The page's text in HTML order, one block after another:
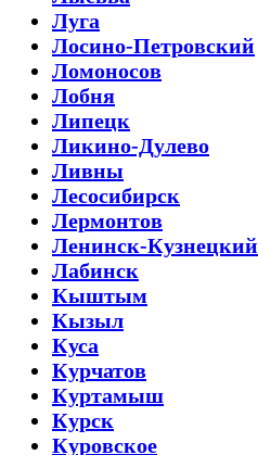
Луга
Лосино-Петровский
Ломоносов
Лобня
Липецк
Ликино-Дулево
Ливны
Лесосибирск
Лермонтов
Ленинск-Кузнецкий
Лабинск
Кыштым
Кызыл
Куса
Курчатов
Куртамыш
Курск
Куровское